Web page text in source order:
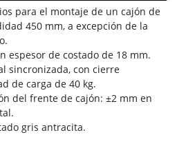
para el montaje de un cajón de
450 mm, a excepción de la
espesor de costado de 18 mm.
sincronizada, con cierre
de carga de 40 kg.
del frente de cajón: ±2 mm en
gris antracita.